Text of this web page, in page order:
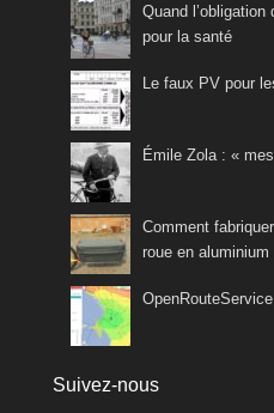
Quand
pour la santé
Le faux PV pour
Émile Zola : «
Comment
roue en aluminium
Suivez-nous